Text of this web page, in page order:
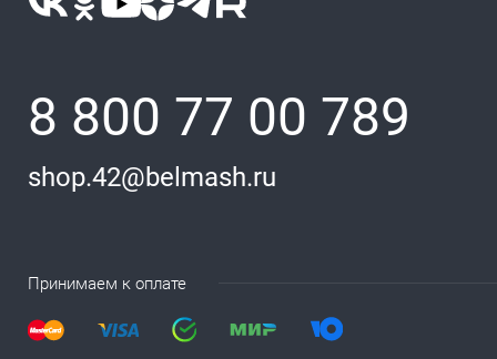
8 800 77 00 789
shop.42@belmash.ru
Принимаем к оплате